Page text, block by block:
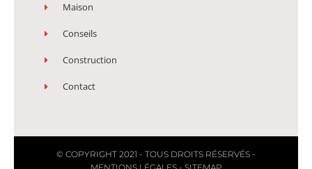
Maison
Conseils
Construction
Contact
© COPYRIGHT 2021 - TOUS DROITS RÉSERVÉS -